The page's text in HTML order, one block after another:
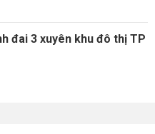
đai 3 xuyên khu đô thị TP